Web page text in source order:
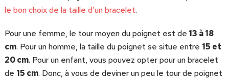
le bon choix de la taille d’un bracelet.
Pour une femme, le tour moyen du poignet est de 13 à 18
cm. Pour un homme, la taille du poignet se situe entre 15 et
20 cm. Pour un enfant, vous pouvez opter pour un bracelet
de 15 cm. Donc, à vous de deviner un peu le tour de poignet